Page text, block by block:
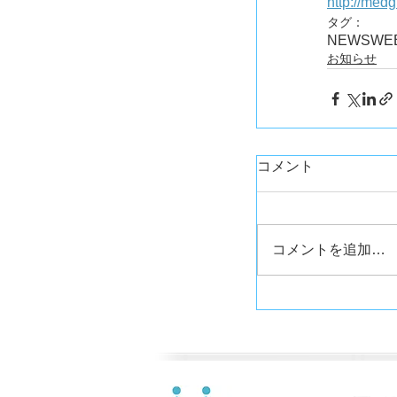
タグ：
NEWS
お知らせ
コメント
コメントを追加…